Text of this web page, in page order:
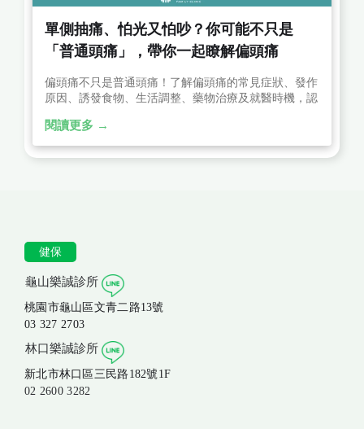
單側抽痛、怕光又怕吵？你可能不只是
「普通頭痛」，帶你一起瞭解偏頭痛
偏頭痛不只是普通頭痛！了解偏頭痛的常見症狀、發作
原因、誘發食物、生活調整、藥物治療及就醫時機，認
效控制發作。
閱讀更多 →
健保
龜山樂誠診所
桃園市龜山區文青二路13號
03 327 2703
林口樂誠診所
新北市林口區三民路182號1F
02 2600 3282